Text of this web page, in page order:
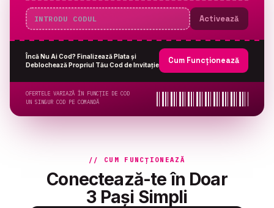
Activează
Încă Nu Ai Cod? Finalizează Plata și
Deblochează Propriul Tău Cod de Invitație
Cum Funcționează
OFERTELE VARIAZĂ ÎN FUNCȚIE DE COD
UN SINGUR COD PE COMANDĂ
// CUM FUNCȚIONEAZĂ
Conectează-te în Doar
3 Pași Simpli